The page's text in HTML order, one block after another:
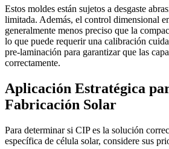
Estos moldes están sujetos a desgaste
limitada. Además, el control dimensional
generalmente menos preciso que la
lo que puede requerir una calibración
pre-laminación para garantizar que las
correctamente.
Aplicación Estratégica
Fabricación Solar
Para determinar si CIP es la solución
específica de célula solar, considere sus